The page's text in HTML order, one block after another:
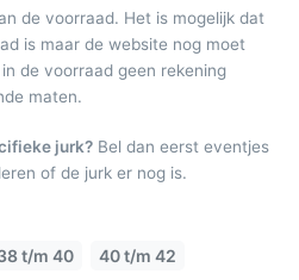
de voorraad. Het is mogelijk dat
is maar de website nog moet
de voorraad geen rekening
maten.
jurk? Bel dan eerst eventjes
of de jurk er nog is.
t/m 40 40 t/m 42